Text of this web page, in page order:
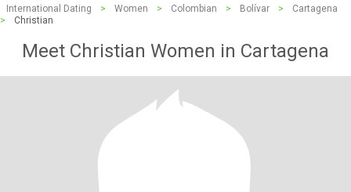
International Dating > Women > Colombian > Bolívar >
Cartagena
>
Christian
Meet Christian Women in Cartagena